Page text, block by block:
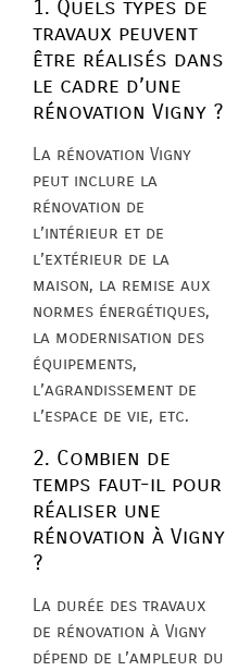
1. Quels types de
travaux peuvent
être réalisés dans
le cadre d’une
rénovation Vigny ?
La rénovation Vigny
peut inclure la
rénovation de
l’intérieur et de
l’extérieur de la
maison, la remise aux
normes énergétiques,
la modernisation des
équipements,
l’agrandissement de
l’espace de vie, etc.
2. Combien de
temps faut-il pour
réaliser une
rénovation à Vigny
?
La durée des travaux
de rénovation à Vigny
dépend de l’ampleur du